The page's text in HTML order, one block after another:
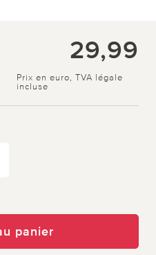
29,99
Prix en euro, TVA légale
incluse
panier